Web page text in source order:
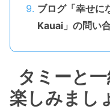
ブログ「幸せに
Kauai」の問い
タミーと
楽しみまし